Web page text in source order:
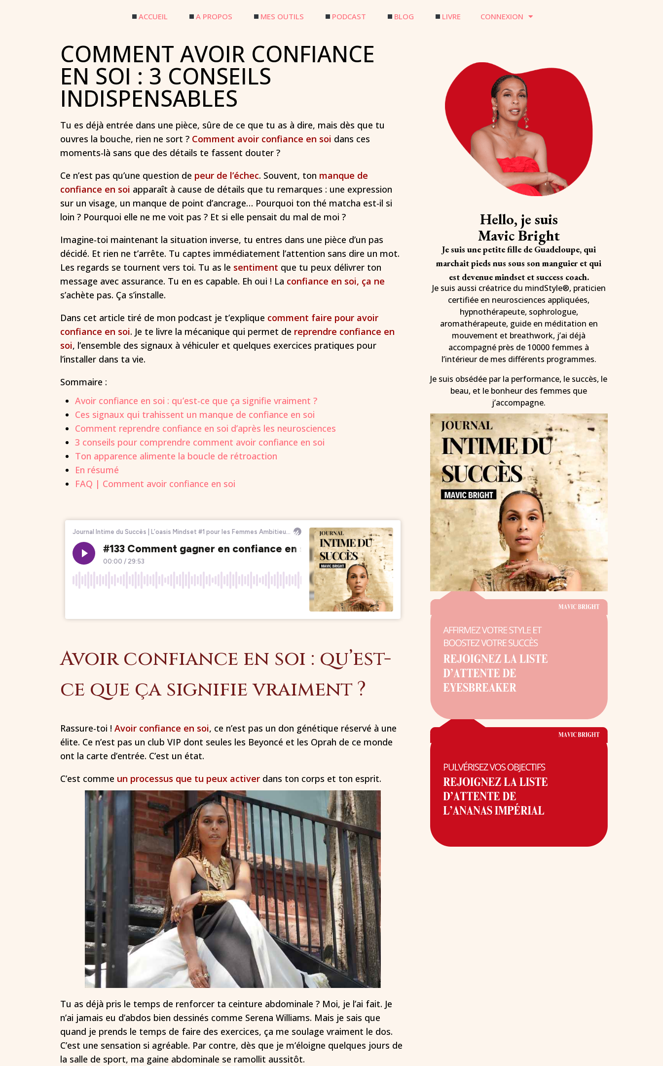
ACCUEIL A PROPOS MES OUTILS PODCAST BLOG LIVRE CONNEXION
COMMENT AVOIR CONFIANCE
EN SOI : 3 CONSEILS
INDISPENSABLES
Tu es déjà entrée dans une pièce, sûre de ce que tu as à dire, mais dès que tu
ouvres la bouche, rien ne sort ? Comment avoir confiance en soi dans ces
moments-là sans que des détails te fassent douter ?
Ce n’est pas qu’une question de peur de l’échec. Souvent, ton manque de
confiance en soi apparaît à cause de détails que tu remarques : une expression
sur un visage, un manque de point d’ancrage… Pourquoi ton thé matcha est-il si
loin ? Pourquoi elle ne me voit pas ? Et si elle pensait du mal de moi ?
Imagine-toi maintenant la situation inverse, tu entres dans une pièce d’un pas
décidé. Et rien ne t’arrête. Tu captes immédiatement l’attention sans dire un mot.
Les regards se tournent vers toi. Tu as le sentiment que tu peux délivrer ton
message avec assurance. Tu en es capable. Eh oui ! La confiance en soi, ça ne
s’achète pas. Ça s’installe.
Dans cet article tiré de mon podcast je t’explique comment faire pour avoir
confiance en soi. Je te livre la mécanique qui permet de reprendre confiance en
soi, l’ensemble des signaux à véhiculer et quelques exercices pratiques pour
l’installer dans ta vie.
Sommaire :
Avoir confiance en soi : qu’est-ce que ça signifie vraiment ?
Ces signaux qui trahissent un manque de confiance en soi
Comment reprendre confiance en soi d’après les neurosciences
3 conseils pour comprendre comment avoir confiance en soi
Ton apparence alimente la boucle de rétroaction
En résumé
FAQ | Comment avoir confiance en soi
Avoir confiance en soi : qu’est-
ce que ça signifie vraiment ?
Rassure-toi ! Avoir confiance en soi, ce n’est pas un don génétique réservé à une
élite. Ce n’est pas un club VIP dont seules les Beyoncé et les Oprah de ce monde
ont la carte d’entrée. C’est un état.
C’est comme un processus que tu peux activer dans ton corps et ton esprit.
Tu as déjà pris le temps de renforcer ta ceinture abdominale ? Moi, je l’ai fait. Je
n’ai jamais eu d’abdos bien dessinés comme Serena Williams. Mais je sais que
quand je prends le temps de faire des exercices, ça me soulage vraiment le dos.
C’est une sensation si agréable. Par contre, dès que je m’éloigne quelques jours de
la salle de sport, ma gaine abdominale se ramollit aussitôt.
Hello, je suis
Mavic Bright
Je suis une petite fille de Guadeloupe, qui
marchait pieds nus sous son manguier et qui
est devenue mindset et success coach.
Je suis aussi créatrice du mindStyle®, praticien
certifiée en neurosciences appliquées,
hypnothérapeute, sophrologue,
aromathérapeute, guide en méditation en
mouvement et breathwork, j’ai déjà
accompagné près de 10000 femmes à
l’intérieur de mes différents programmes.
Je suis obsédée par la performance, le succès, le
beau, et le bonheur des femmes que
j’accompagne.